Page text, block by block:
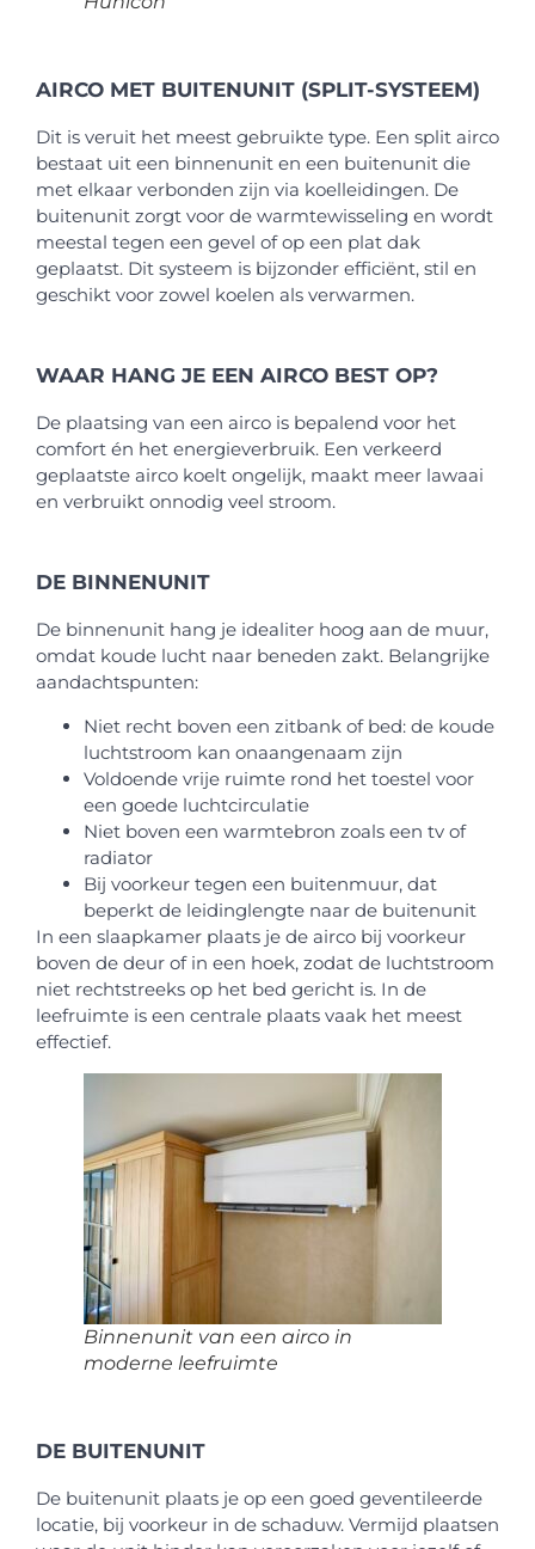
AIRCO MET BUITENUNIT (SPLIT-SYSTEEM)
Dit is veruit het meest gebruikte type. Een split airco
bestaat uit een binnenunit en een buitenunit die
met elkaar verbonden zijn via koelleidingen. De
buitenunit zorgt voor de warmtewisseling en wordt
meestal tegen een gevel of op een plat dak
geplaatst. Dit systeem is bijzonder efficiënt, stil en
geschikt voor zowel koelen als verwarmen.
WAAR HANG JE EEN AIRCO BEST OP?
De plaatsing van een airco is bepalend voor het
comfort én het energieverbruik. Een verkeerd
geplaatste airco koelt ongelijk, maakt meer lawaai
en verbruikt onnodig veel stroom.
DE BINNENUNIT
De binnenunit hang je idealiter hoog aan de muur,
omdat koude lucht naar beneden zakt. Belangrijke
aandachtspunten:
Niet recht boven een zitbank of bed: de koude
luchtstroom kan onaangenaam zijn
Voldoende vrije ruimte rond het toestel voor
een goede luchtcirculatie
Niet boven een warmtebron zoals een tv of
radiator
Bij voorkeur tegen een buitenmuur, dat
beperkt de leidinglengte naar de buitenunit
In een slaapkamer plaats je de airco bij voorkeur
boven de deur of in een hoek, zodat de luchtstroom
niet rechtstreeks op het bed gericht is. In de
leefruimte is een centrale plaats vaak het meest
effectief.
Binnenunit van een airco in
moderne leefruimte
DE BUITENUNIT
De buitenunit plaats je op een goed geventileerde
locatie, bij voorkeur in de schaduw. Vermijd plaatsen